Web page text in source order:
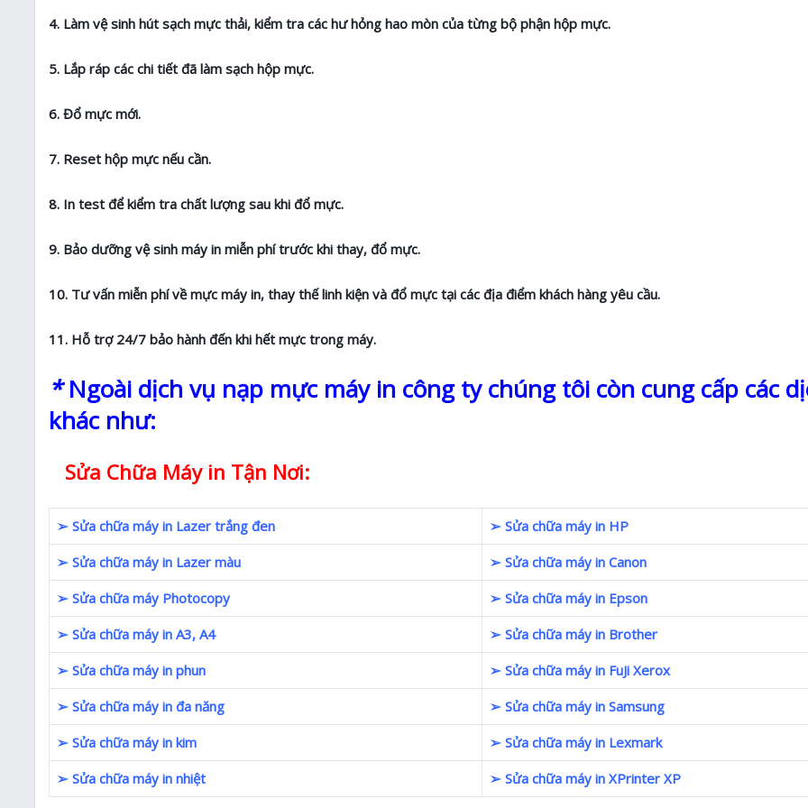
4. Làm vệ sinh hút sạch mực thải, kiểm tra các hư hỏng hao mòn của từng bộ phận hộp mực.
5. Lắp ráp các chi tiết đã làm sạch hộp mực.
6. Đổ mực mới.
7. Reset hộp mực nếu cần.
8. In test để kiểm tra chất lượng sau khi đổ mực.
9. Bảo dưỡng vệ sinh máy in miễn phí trước khi thay, đổ mực.
10. Tư vấn miễn phí về mực máy in, thay thế linh kiện và đổ mực tại các địa điểm khách hàng yêu cầu.
11. Hỗ trợ 24/7 bảo hành đến khi hết mực trong máy.
*Ngoài dịch vụ nạp mực máy in công ty chúng tôi còn cung cấp các
khác như:
Sửa Chữa Máy in Tận Nơi:
➢ Sửa chữa máy in Lazer trắng đen
➢ Sửa chữa máy in HP
➢ Sửa chữa máy in Lazer màu
➢ Sửa chữa máy in Canon
➢ Sửa chữa máy Photocopy
➢ Sửa chữa máy in Epson
➢ Sửa chữa máy in A3, A4
➢ Sửa chữa máy in Brother
➢ Sửa chữa máy in phun
➢ Sửa chữa máy in FuJi Xerox
➢ Sửa chữa máy in đa năng
➢ Sửa chữa máy in Samsung
➢ Sửa chữa máy in kim
➢ Sửa chữa máy in Lexmark
➢ Sửa chữa máy in nhiệt
➢ Sửa chữa máy in XPrinter XP